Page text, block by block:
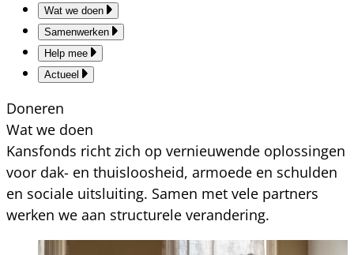
Wat we doen
Samenwerken
Help mee
Actueel
Doneren
Wat we doen
Kansfonds richt zich op vernieuwende oplossingen
voor dak- en thuisloosheid, armoede en schulden
en sociale uitsluiting. Samen met vele partners
werken we aan structurele verandering.